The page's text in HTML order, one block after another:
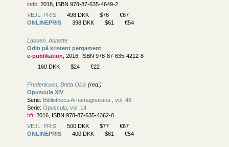
indb , 2018, ISBN 978-87-635-4649-2
VEJL. PRIS
498 DKK $76
€67
ONLINEPRIS
398 DKK $61 €54
Lassen, Annette
Odin på kristent pergament
e-publikation , 2016, ISBN 978-87-635-4212-8
160 DKK
$24 €22
Frederiksen, Britta Olrik (red.)
Opuscula XIV
Serie: Bibliotheca Arnamagnæana , vol. 48
Serie: Opuscula, vol. 14
hft , 2016, ISBN 978-87-635-4362-0
VEJL. PRIS
500 DKK $77
€67
ONLINEPRIS
400 DKK $61 €54